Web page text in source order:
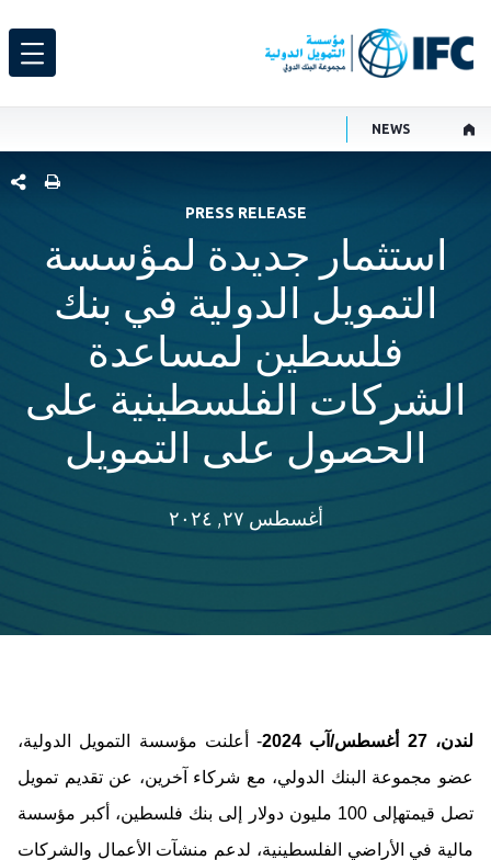
NEWS
شارك
PRESS RELEASE
استثمار جديدة لمؤسسة
التمويل الدولية في بنك
فلسطين لمساعدة
الشركات الفلسطينية على
الحصول على التمويل
أغسطس ٢٧, ٢٠٢٤
لندن،27 أغسطس/آب 2024- أعلنت مؤسسة التمويل الدولية،
عضو مجموعة البنك الدولي، مع شركاء آخرين، عن تقديم تمويل
تصل قيمته
إلى 100 مليون دولار إلى بنك فلسطين، أكبر مؤسسة
مالية في الأراضي الفلسطينية، لدعم منشآت الأعمال والشركات